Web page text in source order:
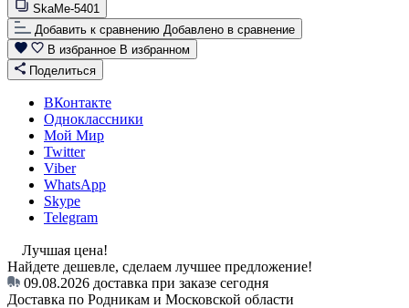
SkaMe-5401
Добавить к сравнению Добавлено в сравнение
В избранное В избранном
Поделиться
ВКонтакте
Одноклассники
Мой Мир
Twitter
Viber
WhatsApp
Skype
Telegram
Лучшая цена!
Найдете дешевле, сделаем лучшее предложение!
09.08.2026 доставка при заказе сегодня
Доставка по Родникам и Московской области